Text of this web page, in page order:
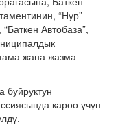
“Нур”
Автобаза”,
жана жазма
буйруктун
кароо үчүн